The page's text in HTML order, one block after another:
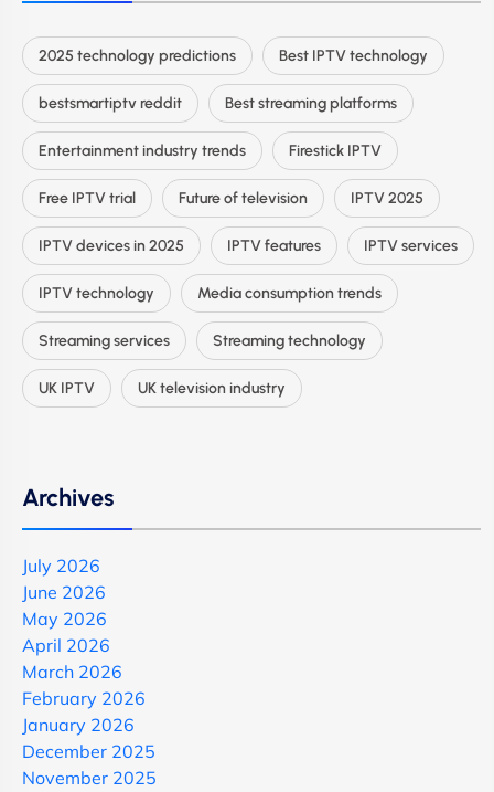
2025 technology predictions Best IPTV technology
bestsmartiptv reddit Best streaming platforms
Entertainment industry trends Firestick IPTV
Free IPTV trial Future of television IPTV 2025
IPTV devices in 2025 IPTV features IPTV services
IPTV technology Media consumption trends
Streaming services Streaming technology
UK IPTV UK television industry
Archives
July 2026
June 2026
May 2026
April 2026
March 2026
February 2026
January 2026
December 2025
November 2025